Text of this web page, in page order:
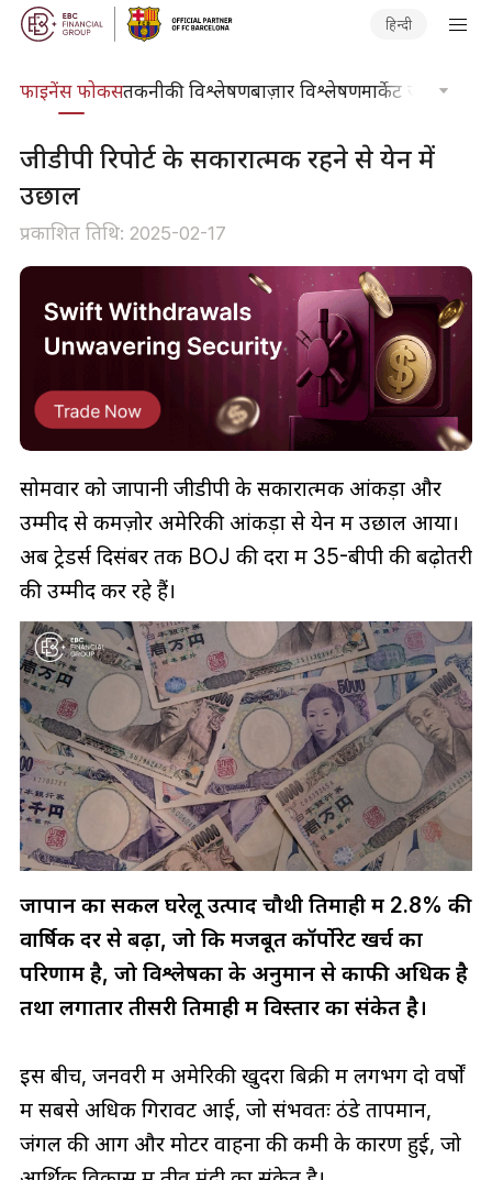
हिन्दी
फाइनेंस फोकसतकनीकी विश्लेषणबाज़ार विश्लेषणमार्केट जर्नलट्रेडिंग
​जीडीपी रिपोर्ट के सकारात्मक रहने से येन में
उछाल
प्रकाशित तिथि: 2025-02-17
सोमवार को जापानी जीडीपी के सकारात्मक आंकड़ों और
उम्मीद से कमज़ोर अमेरिकी आंकड़ों से येन में उछाल आया।
अब ट्रेडर्स दिसंबर तक BOJ की दरों में 35-बीपी की बढ़ोतरी
की उम्मीद कर रहे हैं।
जापान का सकल घरेलू उत्पाद चौथी तिमाही में 2.8% की
वार्षिक दर से बढ़ा, जो कि मजबूत कॉर्पोरेट खर्च का
परिणाम है, जो विश्लेषकों के अनुमान से काफी अधिक है
तथा लगातार तीसरी तिमाही में विस्तार का संकेत है।
इस बीच, जनवरी में अमेरिकी खुदरा बिक्री में लगभग दो वर्षों
में सबसे अधिक गिरावट आई, जो संभवतः ठंडे तापमान,
जंगल की आग और मोटर वाहनों की कमी के कारण हुई, जो